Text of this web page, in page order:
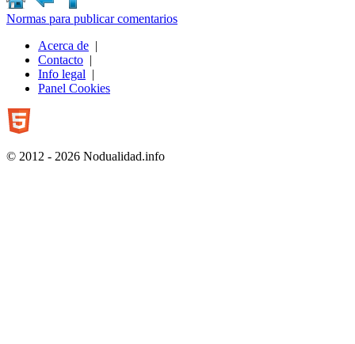
Normas para publicar comentarios
Acerca de |
Contacto |
Info legal |
Panel Cookies
© 2012 - 2026 Nodualidad.info